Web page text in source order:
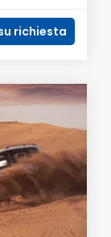
richiesta